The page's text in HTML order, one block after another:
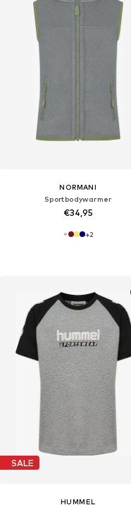
NORMANI
Sportbodywarmer
€34,95
+2
SALE
HUMMEL